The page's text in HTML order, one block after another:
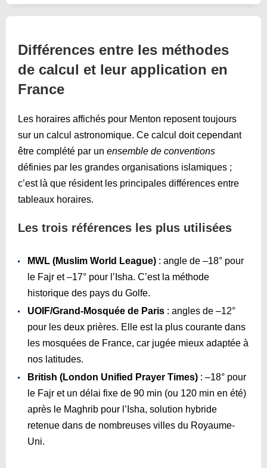
Différences entre les méthodes
de calcul et leur application en
France
Les horaires affichés pour Menton reposent toujours
sur un calcul astronomique. Ce calcul doit cependant
être complété par un ensemble de conventions
définies par les grandes organisations islamiques ;
c’est là que résident les principales différences entre
tableaux horaires.
Les trois références les plus utilisées
MWL (Muslim World League) : angle de –18° pour
le Fajr et –17° pour l’Isha. C’est la méthode
historique des pays du Golfe.
UOIF/Grand-Mosquée de Paris : angles de –12°
pour les deux prières. Elle est la plus courante dans
les mosquées de France, car jugée mieux adaptée à
nos latitudes.
British (London Unified Prayer Times) : –18° pour
le Fajr et un délai fixe de 90 min (ou 120 min en été)
après le Maghrib pour l’Isha, solution hybride
retenue dans de nombreuses villes du Royaume-
Uni.